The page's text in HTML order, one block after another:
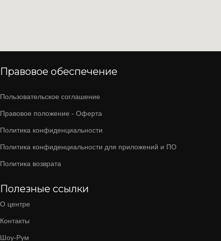
Правовое обеспечение
Пользовательское соглашение
Правовое положение - Оферта
Политика конфиденциальности
Политика конфиденциальности для приложений и ПО
Политика возврата
Полезные ссылки
О центре
Контакты
Шоу-Рум